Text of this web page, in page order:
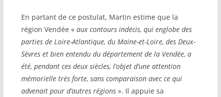
En partant de ce postulat, Martin estime que la
région Vendée « aux contours indécis, qui englobe des
parties de Loire-Atlantique, du Maine-et-Loire, des Deux-
Sèvres et bien entendu du département de la Vendée, a
été, pendant ces deux siècles, l’objet d’une attention
mémorielle très forte, sans comparaison avec ce qui
advenait pour d’autres régions». Il appuie sa